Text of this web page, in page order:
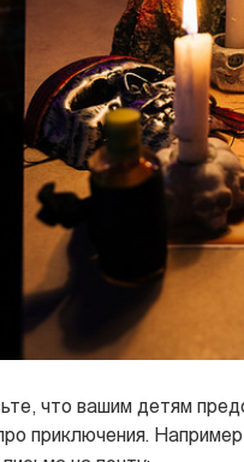
что вашим детям
приключения.